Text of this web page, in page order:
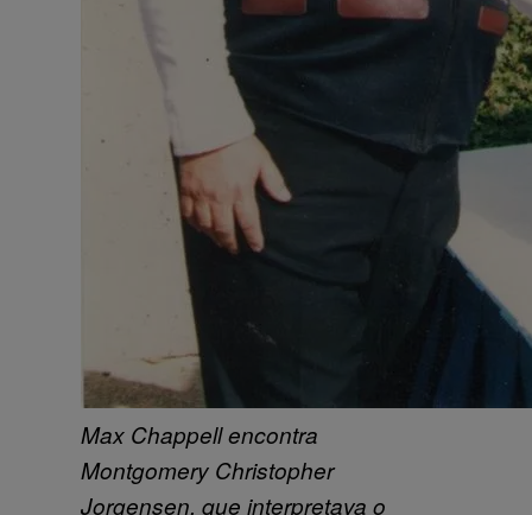
Max Chappell encontra
Montgomery Christopher
Jorgensen, que interpretava o